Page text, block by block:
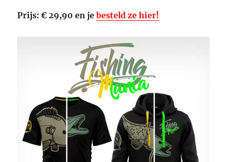
Prijs: € 29,90 en je besteld ze hier!